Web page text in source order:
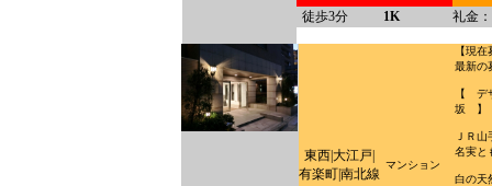
徒歩3分 1K 礼金
東西|大江戸|
有楽町|南北線
マンション
【現
最新の
【 デ
坂 】
ＪＲ
名実と
白の天